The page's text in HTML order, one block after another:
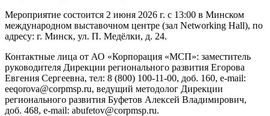
Мероприятие состоится 2 июня 2026 г. с 13:00 в Минском
международном выставочном центре (зал Networking Hall), по
адресу: г. Минск, ул. П. Медёлки, д. 24.
Контактные лица от АО «Корпорация «МСП»: заместитель
руководителя Дирекции регионального развития Егорова
Евгения Сергеевна, тел: 8 (800) 100-11-00, доб. 160, e-mail:
eeqorova@corpmsp.ru, ведущий методолог Дирекции
регионального развития Буфетов Алексей Владимирович,
доб. 468, e-mail: abufetov@corpmsp.ru.